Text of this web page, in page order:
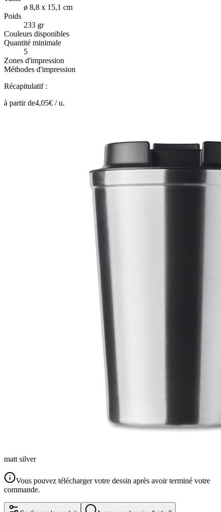
ø 8,8 x 15,1 cm
Poids
233 gr
Couleurs disponibles
Quantité minimale
5
Zones d'impression
Méthodes d'impression
Récapitulatif :
à partir de4,05€ /u.
matt silver
Vous pouvez télécharger votre dessin après avoir terminé votre
commande.